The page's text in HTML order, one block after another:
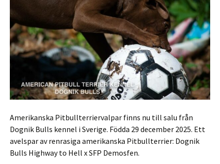
Amerikanska Pitbullterriervalpar finns nu till salu från
Dognik Bulls kennel i Sverige. Födda 29 december 2025. Ett
avelspar av renrasiga amerikanska Pitbullterrier: Dognik
Bulls Highway to Hell x SFP Demosfen.